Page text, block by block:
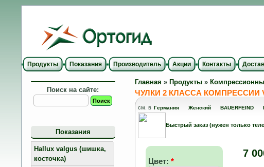
Продукты Показания Производитель Акции Контакты
Поиск на сайте:
Показания
Hallux valgus (шишка,
косточка)
Главная » Продукты»
ЧУЛКИ 2 КЛАССА КОМПРЕССИИ
см. в Германия Женский BAUERFEIND
Быстрый заказ (нужен только
7
Цвет: *